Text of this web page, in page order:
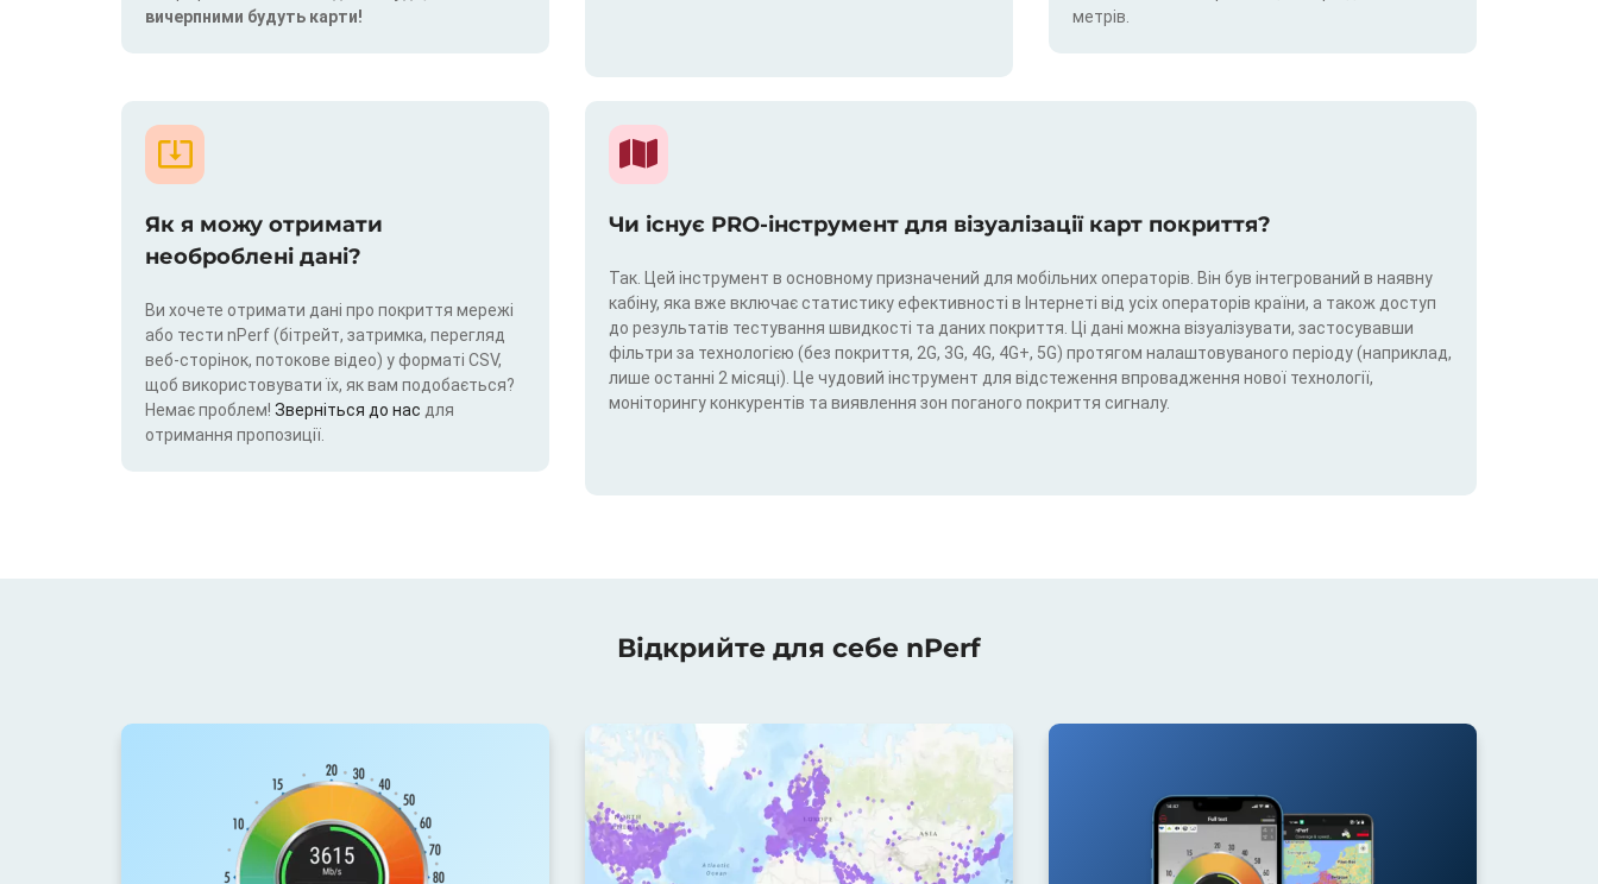
вичерпними будуть карти!
метрів.
Як я можу отримати
необроблені дані?
Ви хочете отримати дані про покриття мережі
або тести nPerf (бітрейт, затримка, перегляд
веб-сторінок, потокове відео) у форматі CSV,
щоб використовувати їх, як вам подобається?
Немає проблем! Зверніться до нас для
отримання пропозиції.
Чи існує PRO-інструмент для візуалізації карт покриття?
Так. Цей інструмент в основному призначений для мобільних операторів. Він був інтегрований в наявну
кабіну, яка вже включає статистику ефективності в Інтернеті від усіх операторів країни, а також доступ
до результатів тестування швидкості та даних покриття. Ці дані можна візуалізувати, застосувавши
фільтри за технологією (без покриття, 2G, 3G, 4G, 4G+, 5G) протягом налаштовуваного періоду (наприклад,
лише останні 2 місяці). Це чудовий інструмент для відстеження впровадження нової технології,
моніторингу конкурентів та виявлення зон поганого покриття сигналу.
Відкрийте для себе nPerf